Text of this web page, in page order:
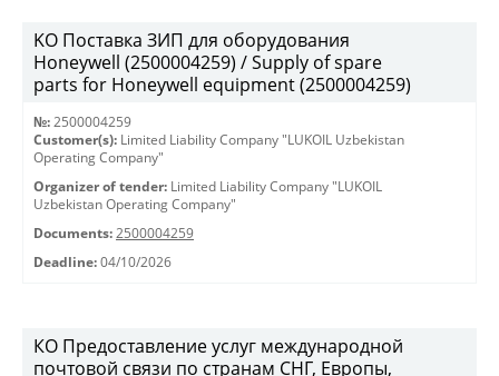
KO Поставка ЗИП для оборудования
Honeywell (2500004259) / Supply of spare
parts for Honeywell equipment (2500004259)
№: 2500004259
Customer(s): Limited Liability Company "LUKOIL Uzbekistan
Operating Company"
Organizer of tender: Limited Liability Company "LUKOIL
Uzbekistan Operating Company"
Documents: 2500004259
Deadline: 04/10/2026
КО Предоставление услуг международной
почтовой связи по странам СНГ, Европы,